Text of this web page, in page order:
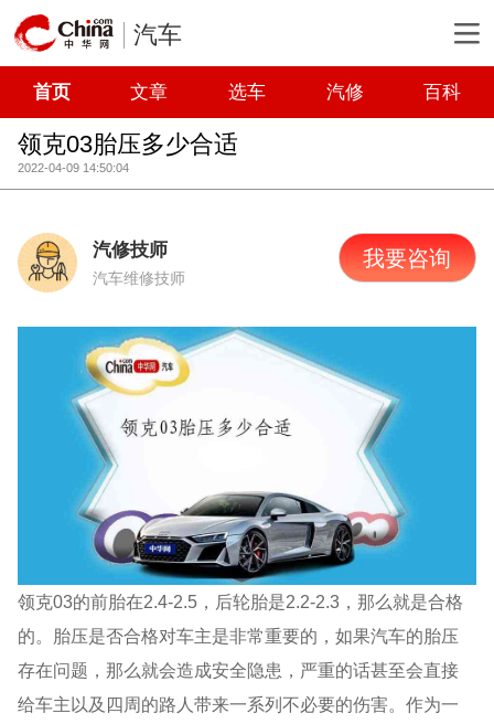
汽车
首页 文章 选车 汽修 百科
领克03胎压多少合适
2022-04-09 14:50:04
汽修技师
汽车维修技师
我要咨询
领克03的前胎在2.4-2.5，后轮胎是2.2-2.3，那么就是合格
的。胎压是否合格对车主是非常重要的，如果汽车的胎压
存在问题，那么就会造成安全隐患，严重的话甚至会直接
给车主以及四周的路人带来一系列不必要的伤害。作为一